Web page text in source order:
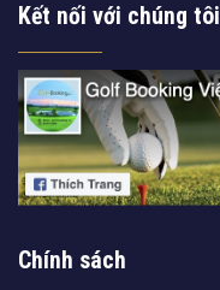
Kết nối với chúng tôi
Chính sách